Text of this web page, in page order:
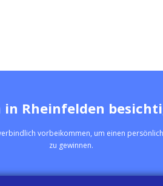
in Rheinfelden
vorbeikommen, um einen
zu gewinnen.